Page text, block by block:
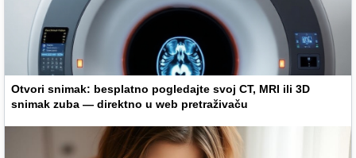
Otvori snimak: besplatno pogledajte svoj CT, MRI ili 3D
snimak zuba — direktno u web pretraživaču